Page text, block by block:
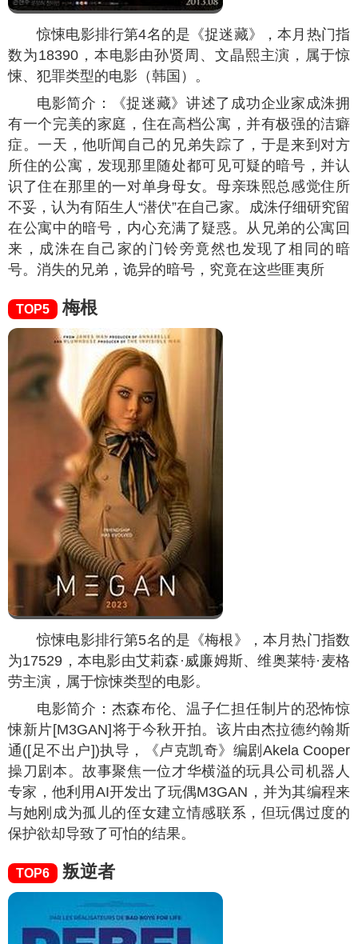
惊悚电影排行第4名的是《捉迷藏》，本月热门指
数为18390，本电影由孙贤周、文晶熙主演，属于惊
悚、犯罪类型的电影（韩国）。
电影简介：《捉迷藏》讲述了成功企业家成洙拥
有一个完美的家庭，住在高档公寓，并有极强的洁癖
症。一天，他听闻自己的兄弟失踪了，于是来到对方
所住的公寓，发现那里随处都可见可疑的暗号，并认
识了住在那里的一对单身母女。母亲珠熙总感觉住所
不妥，认为有陌生人“潜伏”在自己家。成洙仔细研究留
在公寓中的暗号，内心充满了疑惑。从兄弟的公寓回
来，成洙在自己家的门铃旁竟然也发现了相同的暗
号。消失的兄弟，诡异的暗号，究竟在这些匪夷所
TOP5 梅根
惊悚电影排行第5名的是《梅根》，本月热门指数
为17529 ，本电影由艾莉森·威廉姆斯、维奥莱特·麦格
劳主演，属于惊悚类型的电影。
电影简介：杰森布伦、温子仁担任制片的恐怖惊
悚新片[M3GAN]将于今秋开拍。该片由杰拉德约翰斯
通([足不出户])执导，《卢克凯奇》编剧Akela Cooper
操刀剧本。故事聚焦一位才华横溢的玩具公司机器人
专家，他利用AI开发出了玩偶M3GAN，并为其编程来
与她刚成为孤儿的侄女建立情感联系，但玩偶过度的
保护欲却导致了可怕的结果。
TOP6 叛逆者